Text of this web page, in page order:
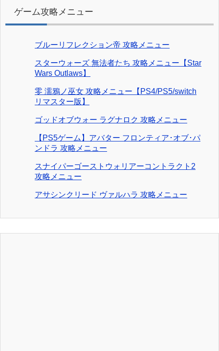
ゲーム攻略メニュー
ブルーリフレクション帝 攻略メニュー
スターウォーズ 無法者たち 攻略メニュー【Star
Wars Outlaws】
零 濡鴉ノ巫女 攻略メニュー【PS4/PS5/switch
リマスター版】
ゴッドオブウォー ラグナロク 攻略メニュー
【PS5ゲーム】アバター フロンティア･オブ･パ
ンドラ 攻略メニュー
スナイパーゴーストウォリアーコントラクト2
攻略メニュー
アサシンクリード ヴァルハラ 攻略メニュー